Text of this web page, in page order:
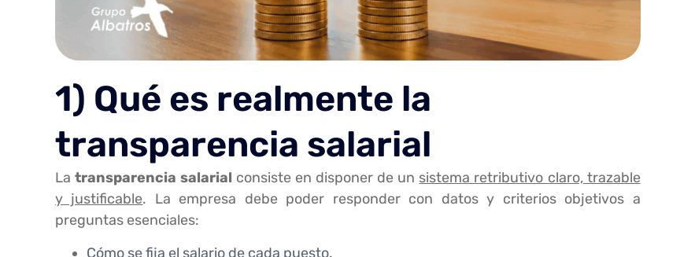
1) Qué es realmente la
transparencia salarial
La transparencia salarial consiste en disponer de un sistema retributivo claro, trazable
y justificable. La empresa debe poder responder con datos y criterios objetivos a
preguntas esenciales:
Cómo se fija el salario de cada puesto.